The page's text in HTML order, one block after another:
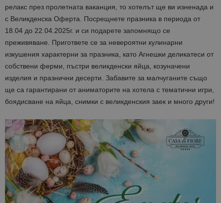
релакс през пролетната ваканция, то хотелът ще ви изненада и
с Великденска Оферта. Посрещнете празника в периода от
18.04 до 22.04.2025г. и си подарете запомнящо се
преживяване. Пригответе се за невероятни кулинарни
изкушения характерни за празника, като Агнешки деликатеси от
собствени ферми, пъстри великденски яйца, козуначени
изделия и празнични десерти. Забавите за малчуганите също
ще са гарантирани от аниматорите на хотела с тематични игри,
боядисване на яйца, снимки с великденския заек и много други!